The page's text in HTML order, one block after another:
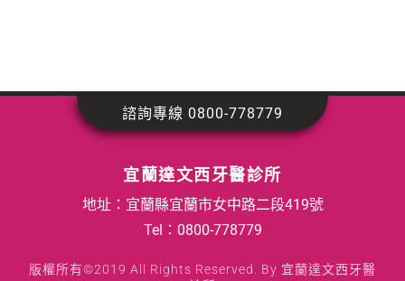
宜蘭達文西牙醫診所
地址：宜蘭縣宜蘭市女中路二段419號
Tel： 0800-778779
版權所有©2019 All Rights Reserved. By 宜蘭達文西牙醫
諮詢專線 0800-778779